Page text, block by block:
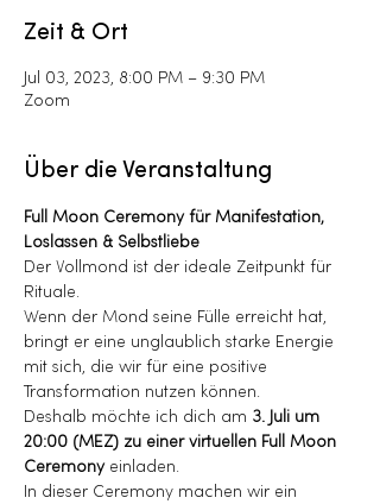
Zeit & Ort
Jul 03, 2023, 8:00 PM – 9:30 PM
Zoom
Über die Veranstaltung
Full Moon Ceremony für Manifestation,
Loslassen & Selbstliebe
Der Vollmond ist der ideale Zeitpunkt für
Rituale.
Wenn der Mond seine Fülle erreicht hat,
bringt er eine unglaublich starke Energie
mit sich, die wir für eine positive
Transformation nutzen können.
Deshalb möchte ich dich am 3. Juli um
20:00 (MEZ) zu einer virtuellen Full Moon
Ceremony einladen.
In dieser Ceremony machen wir ein